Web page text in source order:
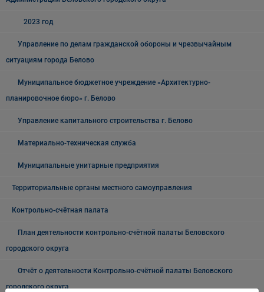
2023 год
Управление по делам гражданской обороны и чрезвычайным
ситуациям города Белово
Муниципальное бюджетное учреждение «Архитектурно-
планировочное бюро» г. Белово
Управление капитального строительства г. Белово
Материально-техническая служба
Муниципальные унитарные предприятия
Территориальные органы местного самоуправления
Контрольно-счётная палата
План деятельности контрольно-счётной палаты Беловского
городского округа
Отчёт о деятельности Контрольно-счётной палаты Беловского
городского округа